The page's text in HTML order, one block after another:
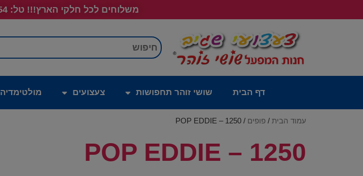
משלוחים לכל חלקי הארץ!!! טל: 0546368954, 035012898
דף הבית שושי זוהר תחפושות צעצועים מולטימדיה
עמוד הבית / פופים / POP EDDIE – 1250
POP EDDIE – 1250